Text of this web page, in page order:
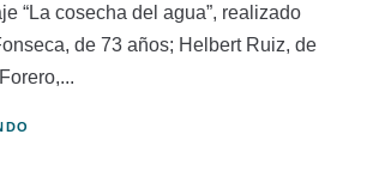
“La cosecha del agua”, realizado
de 73 años; Helbert Ruiz, de